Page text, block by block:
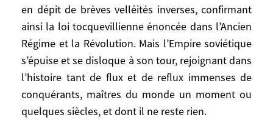
en dépit de brèves velléités inverses, confirmant
ainsi la loi tocquevillienne énoncée dans l’Ancien
Régime et la Révolution. Mais l’Empire soviétique
s’épuise et se disloque à son tour, rejoignant dans
l’histoire tant de flux et de reflux immenses de
conquérants, maîtres du monde un moment ou
quelques siècles, et dont il ne reste rien.
et d’intentions, de rouerie cynique et de
brutalité, la même énergie débordante
habillée en «mission civilisatrice» à l’œuvre
au même moment dans les empires ouest-
européens en extension. Et de voir se
perpétuer l’empire après la révolution
soviétique, en dépit de brèves velléités
inverses, confirmant ainsi la loi